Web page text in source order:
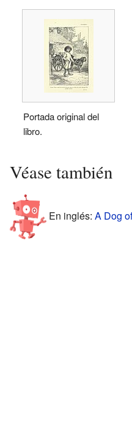
Portada original del
libro.
Véase también
En inglés: A Dog